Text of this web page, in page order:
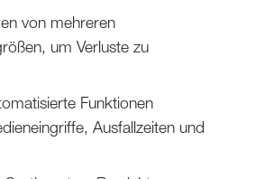
von mehreren
um Verluste zu
Funktionen
Ausfallzeiten und